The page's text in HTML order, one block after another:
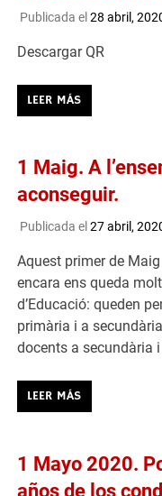
Publicada el28 abril,
Descargar QR
LEER MÁS
1 Maig. A
aconseguir.
Publicada el 27 abril,
Aquest primer de
encara ens queda
d’Educació: queden
primària i a
docents a secundària
LEER MÁS
1 Mayo 2020.
años de los